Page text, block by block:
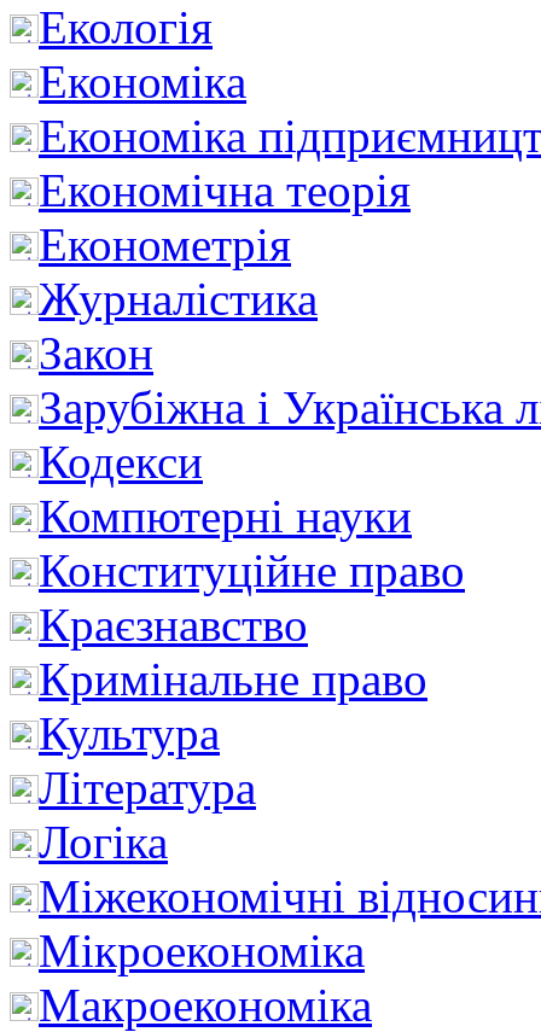
Екологія
Економіка
Економіка
Економічна теорія
Економетрія
Журналістика
Закон
Зарубіжна і Українська
Кодекси
Компютерні науки
Конституційне право
Краєзнавство
Кримінальне право
Культура
Література
Логіка
Міжекономічні
Мікроекономіка
Макроекономіка